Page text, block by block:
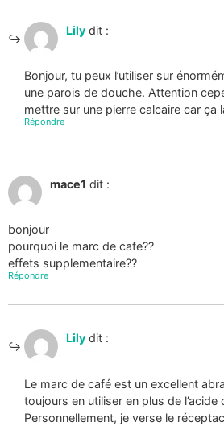
Lily dit :
Bonjour, tu peux l’utiliser sur
une parois de douche. Attention
mettre sur une pierre calcaire car ça
Répondre
mace1 dit :
bonjour
pourquoi le marc de cafe??
effets supplementaire??
Répondre
Lily dit :
Le marc de café est un excellent
toujours en utiliser en plus de l’acide
Personnellement, je verse le